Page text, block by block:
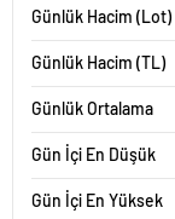
Günlük Hacim (Lot)
Günlük Hacim (TL)
Günlük Ortalama
Gün İçi En Düşük
Gün İçi En Yüksek